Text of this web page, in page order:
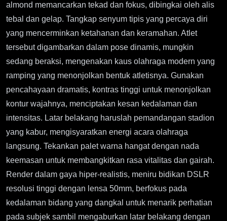
almond memancarkan tekad dan fokus, dibingkai oleh alis
tebal dan gelap. Tangkap senyum tipis yang percaya diri
yang mencerminkan ketahanan dan keramahan. Atlet
tersebut digambarkan dalam pose dinamis, mungkin
sedang beraksi, mengenakan kaus olahraga modern yang
ramping yang menonjolkan bentuk atletisnya. Gunakan
pencahayaan dramatis, kontras tinggi untuk menonjolkan
kontur wajahnya, menciptakan kesan kedalaman dan
intensitas. Latar belakang haruslah pemandangan stadion
yang kabur, mengisyaratkan energi acara olahraga
langsung. Tekankan palet warna hangat dengan nada
keemasan untuk membangkitkan rasa vitalitas dan gairah.
Render dalam gaya hiper-realistis, meniru bidikan DSLR
resolusi tinggi dengan lensa 50mm, berfokus pada
kedalaman bidang yang dangkal untuk menarik perhatian
pada subjek sambil mengaburkan latar belakang dengan